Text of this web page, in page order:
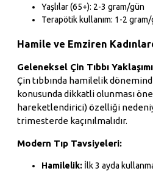
Yaşlılar (65+): 2-3 gram/gün
Terapötik kullanım: 1-2
Hamile ve Emziren
Geleneksel Çin Tıbbı
Çin tıbbında hamilelik
konusunda dikkatli olunması
hareketlendirici) özelliği
trimesterde kaçınılmalıdır.
Modern Tıp Tavsiyeleri:
Hamilelik: İlk 3 ayda